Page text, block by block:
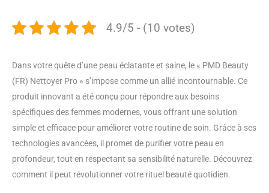
4.9/5 - (10 votes)
Dans votre quête d’une peau éclatante et saine, le « PMD Beauty
(FR) Nettoyer Pro » s’impose comme un allié incontournable. Ce
produit innovant a été conçu pour répondre aux besoins
spécifiques des femmes modernes, vous offrant une solution
simple et efficace pour améliorer votre routine de soin. Grâce à ses
technologies avancées, il promet de purifier votre peau en
profondeur, tout en respectant sa sensibilité naturelle. Découvrez
comment il peut révolutionner votre rituel beauté quotidien.